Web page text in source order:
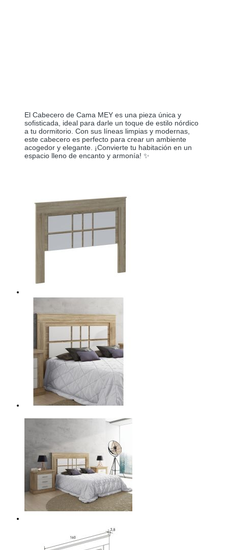
El Cabecero de Cama MEY es una pieza única y
sofisticada, ideal para darle un toque de estilo nórdico
a tu dormitorio. Con sus líneas limpias y modernas,
este cabecero es perfecto para crear un ambiente
acogedor y elegante. ¡Convierte tu habitación en un
espacio lleno de encanto y armonía! ✨